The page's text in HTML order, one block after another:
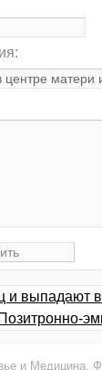
и выпадают
Позитронно-
и Медицина,